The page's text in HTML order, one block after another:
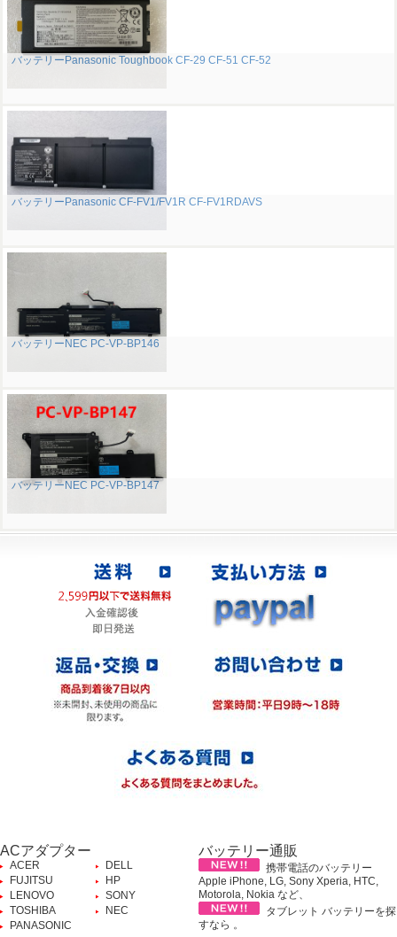
バッテリーPanasonic Toughbook CF-29 CF-51 CF-52
バッテリーPanasonic CF-FV1/FV1R CF-FV1RDAVS
バッテリーNEC PC-VP-BP146
バッテリーNEC PC-VP-BP147
ACアダプター
ACER
DELL
FUJITSU
HP
LENOVO
SONY
TOSHIBA
NEC
PANASONIC
バッテリー通販
携帯電話のバッテリー
Apple iPhone, LG, Sony Xperia, HTC,
Motorola, Nokia など、
タブレット バッテリーを探
すなら 。